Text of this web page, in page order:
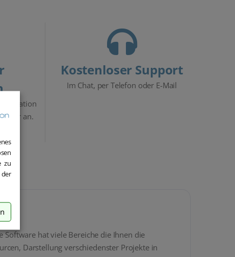
an.
Kostenloser Support
Im Chat, per Telefon oder E-Mail
hat viele Bereiche die Ihnen die
Darstellung verschiedenster Projekte in
zu
der